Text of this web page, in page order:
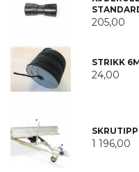
205,00
STRIKK
24,00
SKRUTIPP
1 196,00